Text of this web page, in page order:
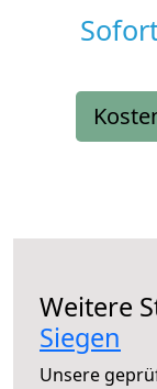
Weitere
Siegen
Unsere